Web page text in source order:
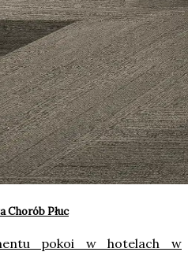
Chorób Płuc
pokoi w hotelach w